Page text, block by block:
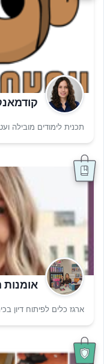
תכנית לימודים מובילה
אומנות
ארגז כלים לפיתוח דיון